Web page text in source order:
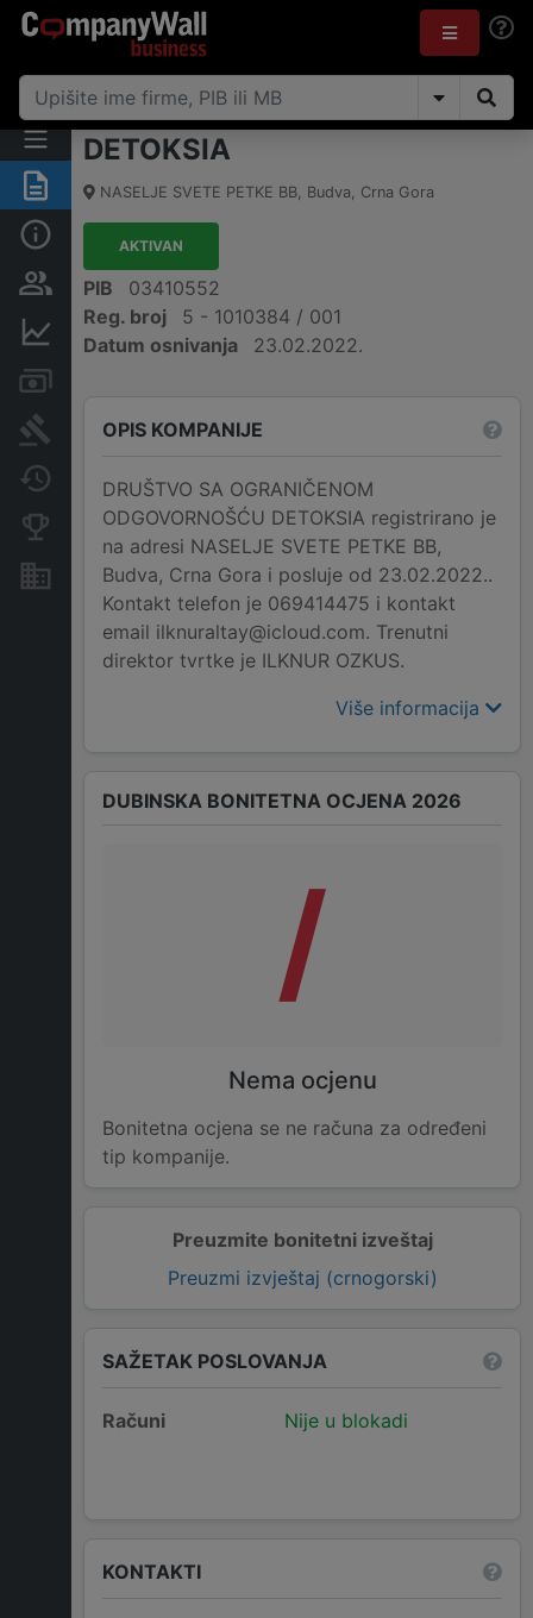
Sažetak
Osobe i vlasništvo
Finansijski podaci
Arhiva sudskih objava
Promjene
Konkurentne kompanije
Nekretnine i imovina
DETOKSIA
NASELJE SVETE PETKE BB, Budva, Crna Gora
AKTIVAN
PIB
03410552
Reg. broj
5 - 1010384 / 001
Datum osnivanja
23.02.2022.
OPIS KOMPANIJE
DRUŠTVO SA OGRANIČENOM
ODGOVORNOŠĆU DETOKSIA registrirano je
na adresi NASELJE SVETE PETKE BB,
Budva, Crna Gora i posluje od 23.02.2022..
Kontakt telefon je 069414475 i kontakt
email ilknuraltay@icloud.com. Trenutni
direktor tvrtke je ILKNUR OZKUS.
Više informacija
Preuzmite bonitetni izveštaj
Preuzmi izvještaj (crnogorski)
DUBINSKA BONITETNA OCJENA 2026
/
Nema ocjenu
Bonitetna ocjena se ne računa za određeni
tip kompanije.
SAŽETAK POSLOVANJA
Računi Nije u blokadi
KONTAKTI